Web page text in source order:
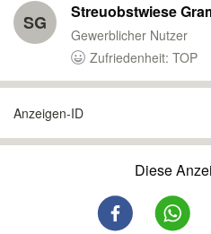
SG Streuobstwiese
Gewerblicher Nutzer
Zufriedenheit: TOP
Anzeigen-ID
Diese